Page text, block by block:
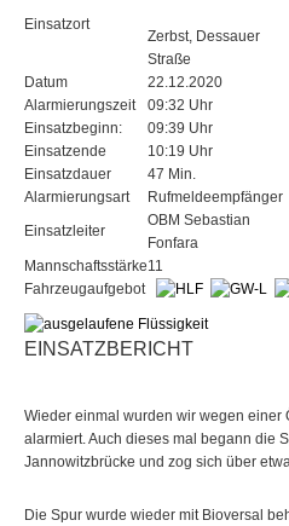
Einsatzort
Zerbst, Dessauer
Straße
Datum
22.12.2020
Alarmierungszeit
09:32 Uhr
Einsatzbeginn:
09:39 Uhr
Einsatzende
10:19 Uhr
Einsatzdauer
47 Min.
Alarmierungsart
Rufmeldeempfänger
Einsatzleiter
OBM Sebastian
Fonfara
Mannschaftsstärke11
Fahrzeugaufgebot
EINSATZBERICHT
Wieder einmal wurden wir wegen einer
alarmiert. Auch dieses mal begann die
Jannowitzbrücke und zog sich über
Die Spur wurde wieder mit Bioversal